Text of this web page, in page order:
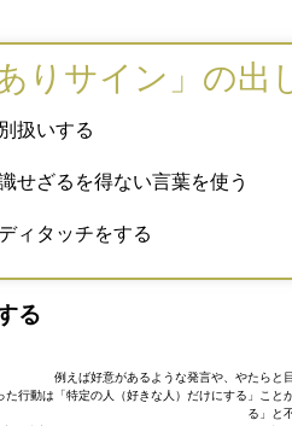
ありサイン」の出
扱いする
せざるを得ない言葉を使う
ィタッチをする
る
例えば好意があるような発言や、やたらと
た行動は「特定の人（好きな人）だけにする」こ
る」と